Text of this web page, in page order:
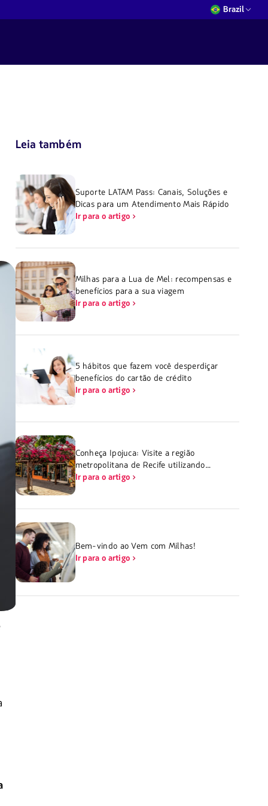
Brazil
Leia também
Suporte LATAM Pass: Canais, Soluções e
Dicas para um Atendimento Mais Rápido
Ir para o artigo
Milhas para a Lua de Mel: recompensas e
benefícios para a sua viagem
Ir para o artigo
5 hábitos que fazem você desperdiçar
benefícios do cartão de crédito
Ir para o artigo
Conheça Ipojuca: Visite a região
metropolitana de Recife utilizando
milhas
Ir para o artigo
Bem-vindo ao Vem com Milhas!
Ir para o artigo